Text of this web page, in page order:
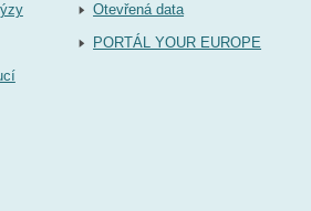
Otevřená data
PORTÁL YOUR EUROPE